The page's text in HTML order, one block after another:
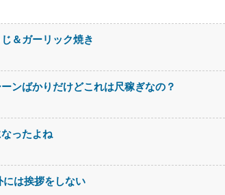
＆ガーリック焼き
ンばかりだけどこれは尺稼ぎなの？
ったよね
は挨拶をしない